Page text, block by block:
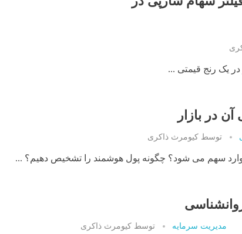
یک رنج قیمتی ...
در بازار
توسط کیومرث ذاکری
سهم می شود؟ چگونه پول هوشمند را تشخیص دهیم؟ ...
مدیریت سرمایه توسط کیومرث ذاکری